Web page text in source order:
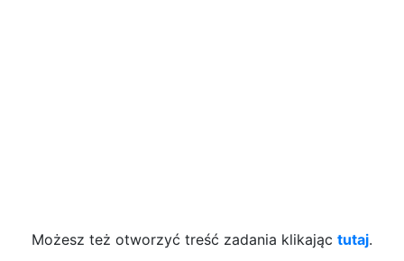
Możesz też otworzyć treść zadania klikając tutaj.